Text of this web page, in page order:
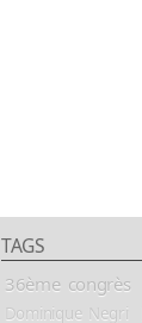
TAGS
36ème congrès
Dominique Negri